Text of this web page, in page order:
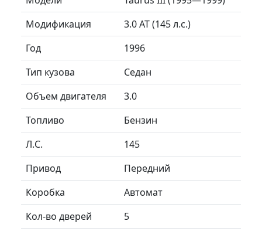
Модификация
3.0 AT (145 л.с.)
Год
1996
Тип кузова
Седан
Объем двигателя
3.0
Топливо
Бензин
Л.C.
145
Привод
Передний
Коробка
Автомат
Кол-во дверей
5